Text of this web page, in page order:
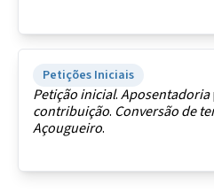
Petições Iniciais
Petiçãoinicial.Aposentadoria
contribuição. Conversão de
Açougueiro.